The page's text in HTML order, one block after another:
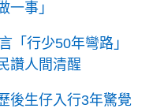
一事」
「行少50年彎路」
讚人間清醒
後生仔入行3年驚覺